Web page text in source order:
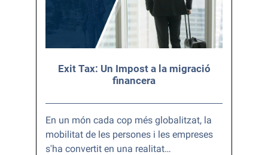
Exit Tax: Un Impost a la migració
financera
En un món cada cop més globalitzat, la
mobilitat de les persones i les empreses
s'ha convertit en una realitat…